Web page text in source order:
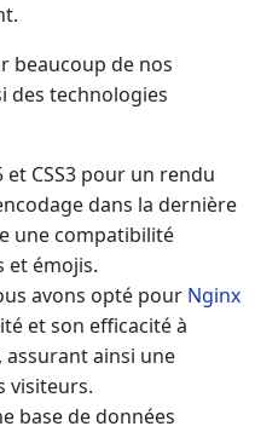
beaucoup de nos
des technologies
et CSS3 pour un rendu
dans la dernière
une compatibilité
et émojis.
avons opté pour Nginx
et son efficacité à
ainsi une
visiteurs.
base de données